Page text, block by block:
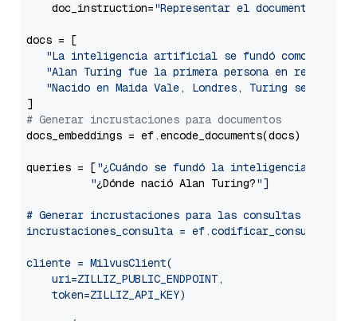
    doc_instruction=
"Representar el documento de
docs = [
"La inteligencia artificial se fundó como
"Alan Turing fue la primera persona en realizar
"Nacido en Maida Vale, Londres, Turing se crió
# Generar incrustaciones para documentos
docs_embeddings = ef.encode_documents(docs)
queries = ["¿Cuándo se fundó la inteligencia
          "
¿Dónde nació Alan Turing?"]
# Generar incrustaciones para las consultas
incrustaciones_consulta =
cliente = MilvusClient(
    uri=ZILLIZ_PUBLIC_ENDPOINT,
    token=ZILLIZ_API_KEY)